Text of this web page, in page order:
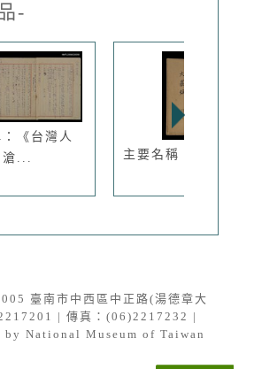
-
《台灣人
...
主要名稱：大巖鎮
臺南市中西區中正路(湯德章大
| 傳真：(06)2217232 |
by National Museum of Taiwan